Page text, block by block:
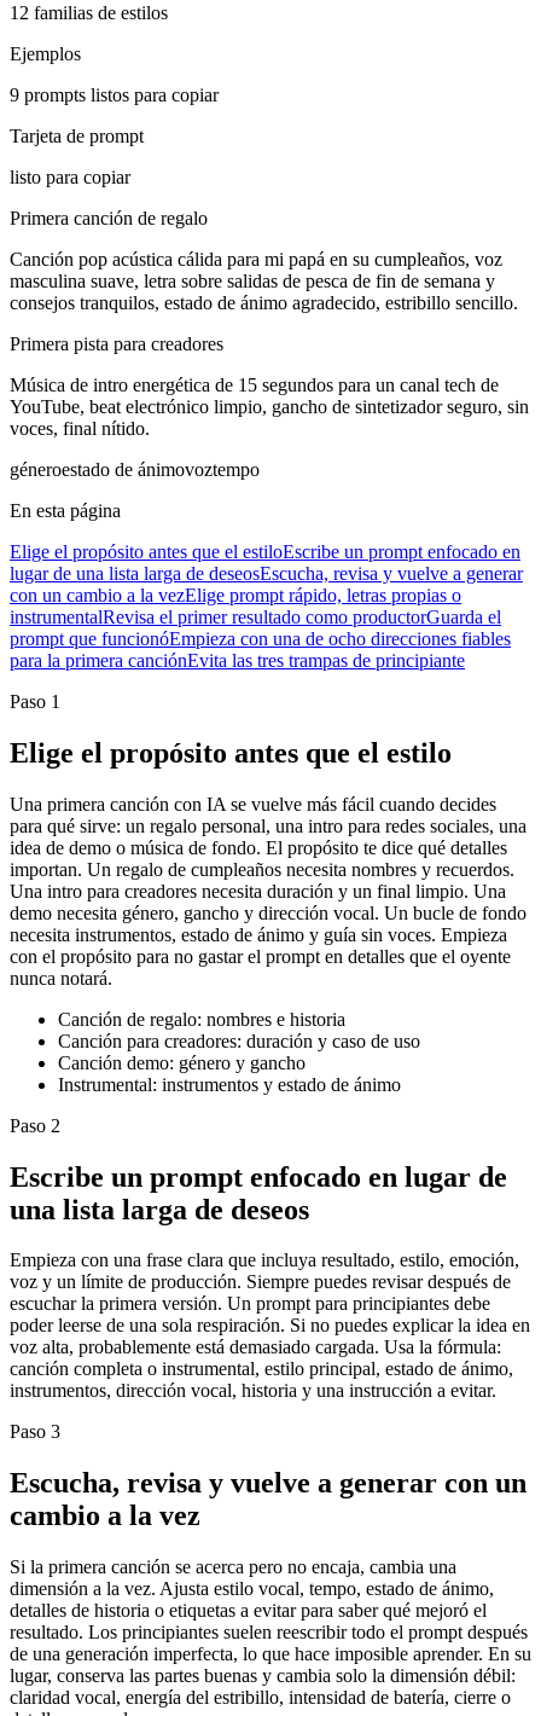
12 familias de estilos
Ejemplos
9 prompts listos para copiar
Tarjeta de prompt
listo para copiar
Primera canción de regalo
Canción pop acústica cálida para mi papá en su cumpleaños, voz
masculina suave, letra sobre salidas de pesca de fin de semana y
consejos tranquilos, estado de ánimo agradecido, estribillo sencillo.
Primera pista para creadores
Música de intro energética de 15 segundos para un canal tech de
YouTube, beat electrónico limpio, gancho de sintetizador seguro, sin
voces, final nítido.
géneroestado de ánimovoztempo
En esta página
Elige el propósito antes que el estiloEscribe un prompt enfocado en
lugar de una lista larga de deseosEscucha, revisa y vuelve a generar
con un cambio a la vezElige prompt rápido, letras propias o
instrumentalRevisa el primer resultado como productorGuarda el
prompt que funcionóEmpieza con una de ocho direcciones fiables
para la primera canciónEvita las tres trampas de principiante
Paso 1
Elige el propósito antes que el estilo
Una primera canción con IA se vuelve más fácil cuando decides
para qué sirve: un regalo personal, una intro para redes sociales, una
idea de demo o música de fondo. El propósito te dice qué detalles
importan. Un regalo de cumpleaños necesita nombres y recuerdos.
Una intro para creadores necesita duración y un final limpio. Una
demo necesita género, gancho y dirección vocal. Un bucle de fondo
necesita instrumentos, estado de ánimo y guía sin voces. Empieza
con el propósito para no gastar el prompt en detalles que el oyente
nunca notará.
Canción de regalo: nombres e historia
Canción para creadores: duración y caso de uso
Canción demo: género y gancho
Instrumental: instrumentos y estado de ánimo
Paso 2
Escribe un prompt enfocado en lugar de
una lista larga de deseos
Empieza con una frase clara que incluya resultado, estilo, emoción,
voz y un límite de producción. Siempre puedes revisar después de
escuchar la primera versión. Un prompt para principiantes debe
poder leerse de una sola respiración. Si no puedes explicar la idea en
voz alta, probablemente está demasiado cargada. Usa la fórmula:
canción completa o instrumental, estilo principal, estado de ánimo,
instrumentos, dirección vocal, historia y una instrucción a evitar.
Paso 3
Escucha, revisa y vuelve a generar con un
cambio a la vez
Si la primera canción se acerca pero no encaja, cambia una
dimensión a la vez. Ajusta estilo vocal, tempo, estado de ánimo,
detalles de historia o etiquetas a evitar para saber qué mejoró el
resultado. Los principiantes suelen reescribir todo el prompt después
de una generación imperfecta, lo que hace imposible aprender. En su
lugar, conserva las partes buenas y cambia solo la dimensión débil:
claridad vocal, energía del estribillo, intensidad de batería, cierre o